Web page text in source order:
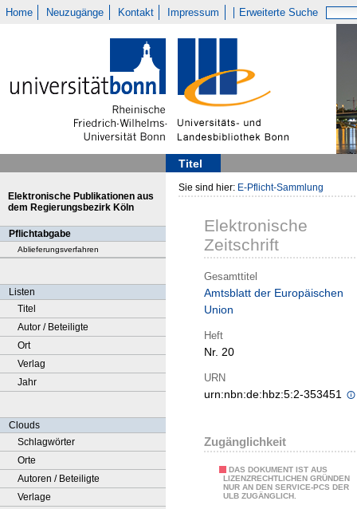
Home Neuzugänge Kontakt Impressum Erweiterte Suche
Titel
Elektronische Publikationen aus
dem Regierungsbezirk Köln
Pflichtabgabe
Ablieferungsverfahren
Listen
Titel
Autor / Beteiligte
Ort
Verlag
Jahr
Clouds
Schlagwörter
Orte
Autoren / Beteiligte
Verlage
Sie sind hier: E-Pflicht-Sammlung
Elektronische
Zeitschrift
Gesamttitel
Amtsblatt der Europäischen
Union
Heft
Nr. 20
URN
urn:nbn:de:hbz:5:2-353451
Zugänglichkeit
DAS DOKUMENT IST AUS
LIZENZRECHTLICHEN GRÜNDEN
NUR AN DEN SERVICE-PCS DER
ULB ZUGÄNGLICH.